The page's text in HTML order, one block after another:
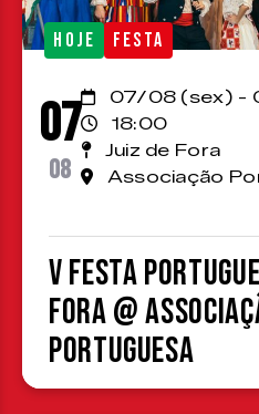
HOJE FESTA
07
08
07/08 (sex) -
18:00
Juiz de Fora
Associação
V Festa
Fora @
Portuguesa